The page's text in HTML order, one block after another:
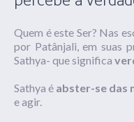
Quem é este Ser? Nas
por Patânjali, em suas
Sathya- que significa
Sathya é abster-se das
e agir.